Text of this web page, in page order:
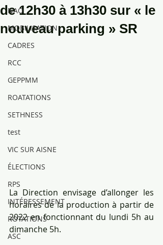
NAO
MOBILISATION
CADRES
RCC
GEPPMM
ROATATIONS
SETHNESS
test
VIC SUR AISNE
ÉLECTIONS
RPS
INTÉRESSEMENT
ROTATIONS
ASC
de 12h30 à 13h30 sur « le
nouveau parking » SR
La Direction envisage d’allonger les
horaires de la production à partir de
2022 en fonctionnant du lundi 5h au
dimanche 5h.